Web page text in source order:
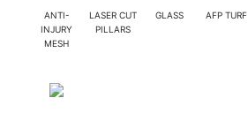
ANTI-
INJURY
MESH
LASER CUT
PILLARS
GLASS AFP TURF